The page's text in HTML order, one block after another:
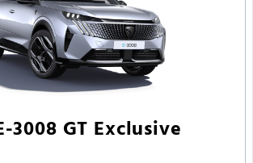
3008 GT Exclusive